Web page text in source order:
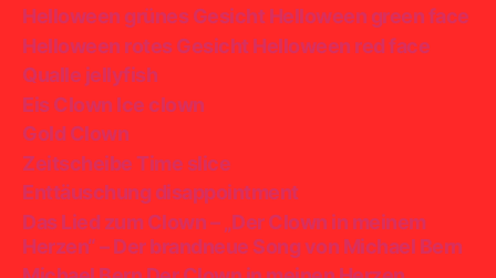
Helloween grünes Gesicht Helloween green face
Helloween rotes Gesicht Helloween red face
Qualle jellyfish
Eis Clown Ice clown
Gold Clown
Zeitscheibe Time slice
Enttäuschung disappointment
Das Lied zum Clown – „Der Clown in meinem
Herzen“ – Der brandneue Song von Michael Bern